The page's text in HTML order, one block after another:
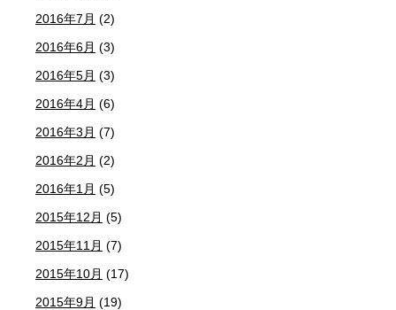
2016年7月 (2)
2016年6月 (3)
2016年5月 (3)
2016年4月 (6)
2016年3月 (7)
2016年2月 (2)
2016年1月 (5)
2015年12月 (5)
2015年11月 (7)
2015年10月 (17)
2015年9月 (19)